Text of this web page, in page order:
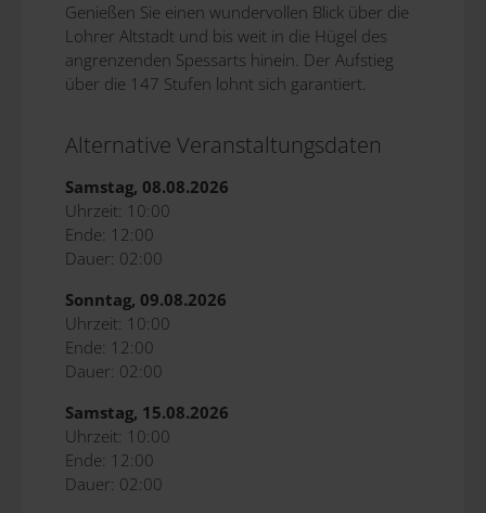
Genießen Sie einen wundervollen Blick über die
Lohrer Altstadt und bis weit in die Hügel des
angrenzenden Spessarts hinein. Der Aufstieg
über die 147 Stufen lohnt sich garantiert.
Alternative Veranstaltungsdaten
Samstag, 08.08.2026
Uhrzeit: 10:00
Ende: 12:00
Dauer: 02:00
Sonntag, 09.08.2026
Uhrzeit: 10:00
Ende: 12:00
Dauer: 02:00
Samstag, 15.08.2026
Uhrzeit: 10:00
Ende: 12:00
Dauer: 02:00